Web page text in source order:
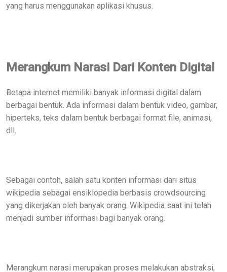
yang harus menggunakan aplikasi khusus.
Merangkum Narasi Dari Konten Digital
Betapa internet memiliki banyak informasi digital dalam
berbagai bentuk. Ada informasi dalam bentuk video, gambar,
hiperteks, teks dalam bentuk berbagai format file, animasi,
dll.
Sebagai contoh, salah satu konten informasi dari situs
wikipedia sebagai ensiklopedia berbasis crowdsourcing
yang dikerjakan oleh banyak orang. Wikipedia saat ini telah
menjadi sumber informasi bagi banyak orang.
Merangkum narasi merupakan proses melakukan abstraksi,